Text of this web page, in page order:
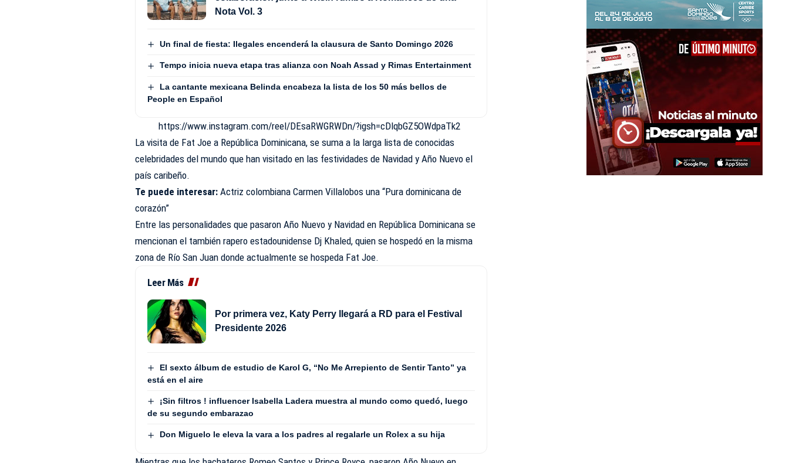
Nota Vol. 3
Un final de fiesta: Ilegales encenderá la clausura de Santo Domingo 2026
Tempo inicia nueva etapa tras alianza con Noah Assad y Rimas Entertainment
La cantante mexicana Belinda encabeza la lista de los 50 más bellos de
People en Español
https://www.instagram.com/reel/DEsaRWGRWDn/?igsh=cDlqbGZ5OWdpaTk2
La visita de Fat Joe a República Dominicana, se suma a la larga lista de conocidas
celebridades del mundo que han visitado en las festividades de Navidad y Año Nuevo el
país caribeño.
Te puede interesar:Actriz colombiana Carmen Villalobos una “Pura dominicana de
corazón”
Entre las personalidades que pasaron Año Nuevo y Navidad en República Dominicana se
mencionan el también rapero estadounidense Dj Khaled, quien se hospedó en la misma
zona de Río San Juan donde actualmente se hospeda Fat Joe.
Leer Más
Por primera vez, Katy Perry llegará a RD para el Festival
Presidente 2026
El sexto álbum de estudio de Karol G, “No Me Arrepiento de Sentir Tanto” ya
está en el aire
¡Sin filtros ! influencer Isabella Ladera muestra al mundo como quedó, luego
de su segundo embarazao
Don Miguelo le eleva la vara a los padres al regalarle un Rolex a su hija